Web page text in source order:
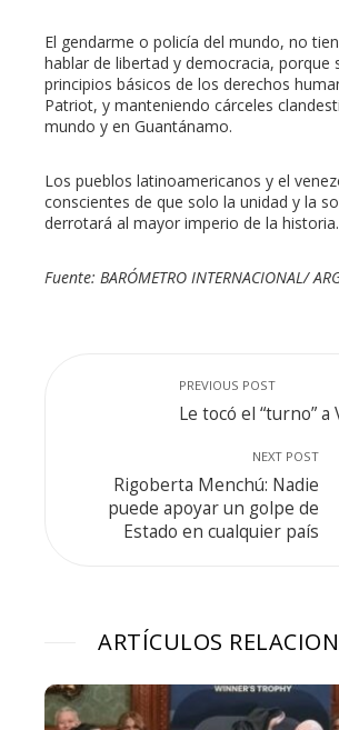
El gendarme o policía del mundo, no
hablar de libertad y democracia, porque
principios básicos de los derechos
Patriot, y manteniendo cárceles
mundo y en Guantánamo.
Los pueblos latinoamericanos y el
conscientes de que solo la unidad y la
derrotará al mayor imperio de la historia.
Fuente: BARÓMETRO INTERNACIONAL/
PREVIOUS POST
Le tocó el “turno” a
NEXT POST
Rigoberta Menchú: Nadie
puede apoyar un golpe de
Estado en cualquier país
ARTÍCULOS